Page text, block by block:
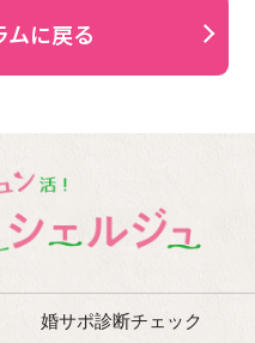
ムに戻る
婚サポ診断チェック